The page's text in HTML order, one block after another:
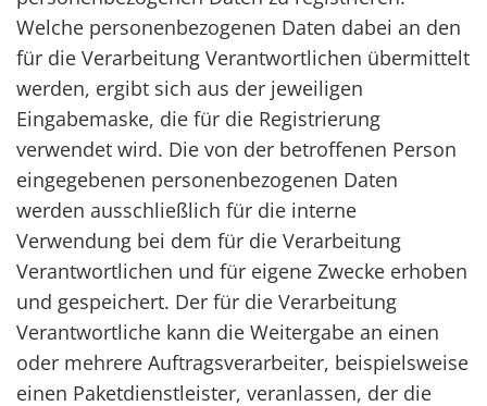
Welche personenbezogenen Daten dabei an den
für die Verarbeitung Verantwortlichen übermittelt
werden, ergibt sich aus der jeweiligen
Eingabemaske, die für die Registrierung
verwendet wird. Die von der betroffenen Person
eingegebenen personenbezogenen Daten
werden ausschließlich für die interne
Verwendung bei dem für die Verarbeitung
Verantwortlichen und für eigene Zwecke erhoben
und gespeichert. Der für die Verarbeitung
Verantwortliche kann die Weitergabe an einen
oder mehrere Auftragsverarbeiter, beispielsweise
einen Paketdienstleister, veranlassen, der die